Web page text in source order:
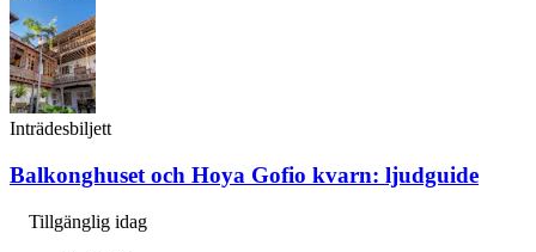
Inträdesbiljett
Balkonghuset och Hoya Gofio kvarn: ljudguide
Tillgänglig idag